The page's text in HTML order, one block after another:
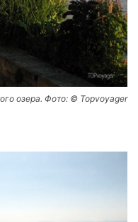
озера. Фото: © Topvoyager